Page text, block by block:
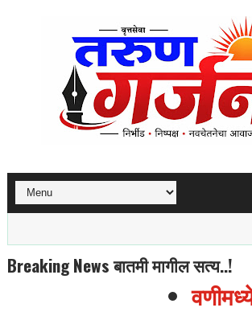
Breaking News बातमी मागील सत्य..!
वणीमध्ये